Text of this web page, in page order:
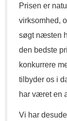
Prisen er
virksomhed,
søgt næsten
den bedste
konkurrere
tilbyder os i
har været en
Vi har